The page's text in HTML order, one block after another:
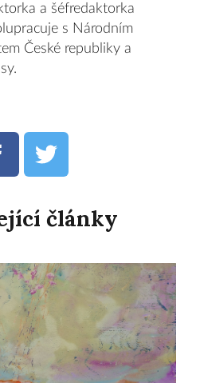
a šéfredaktorka
s Národním
České republiky a
články